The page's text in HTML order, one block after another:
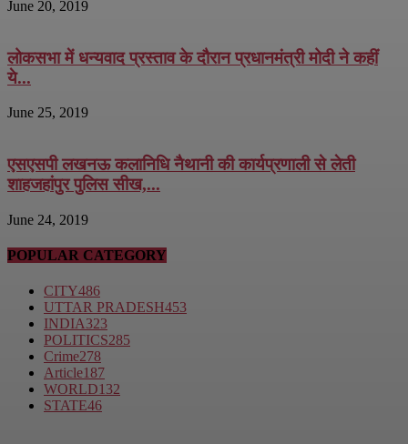
June 20, 2019
लोकसभा में धन्यवाद प्रस्ताव के दौरान प्रधानमंत्री मोदी ने कहीं
ये...
June 25, 2019
एसएसपी लखनऊ कलानिधि नैथानी की कार्यप्रणाली से लेती
शाहजहांपुर पुलिस सीख,...
June 24, 2019
POPULAR CATEGORY
CITY486
UTTAR PRADESH453
INDIA323
POLITICS285
Crime278
Article187
WORLD132
STATE46